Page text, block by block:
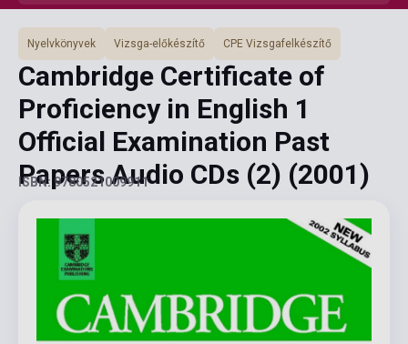
Nyelvkönyvek Vizsga-előkészítő CPE Vizsgafelkészítő
Cambridge Certificate of
Proficiency in English 1
Official Examination Past
Papers Audio CDs (2) (2001)
ISBN: 9780521009911